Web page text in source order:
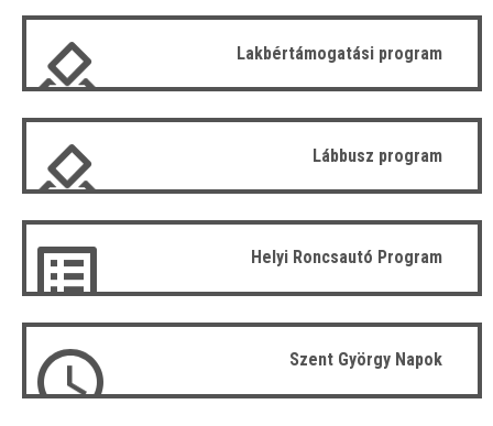
Lakbértámogatási program
Lábbusz program
Helyi Roncsautó Program
Szent György Napok